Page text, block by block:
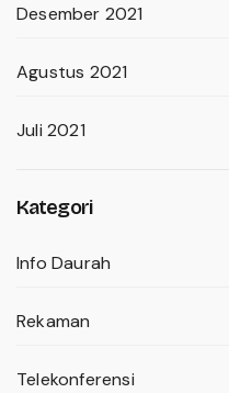
Desember 2021
Agustus 2021
Juli 2021
Kategori
Info Daurah
Rekaman
Telekonferensi